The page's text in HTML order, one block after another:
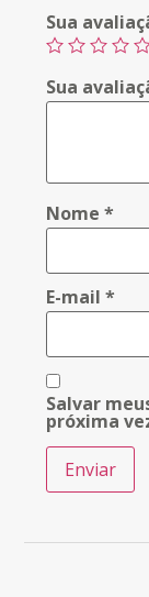
Sua
Sua
Nome*
E-mail*
Salvar
próxima